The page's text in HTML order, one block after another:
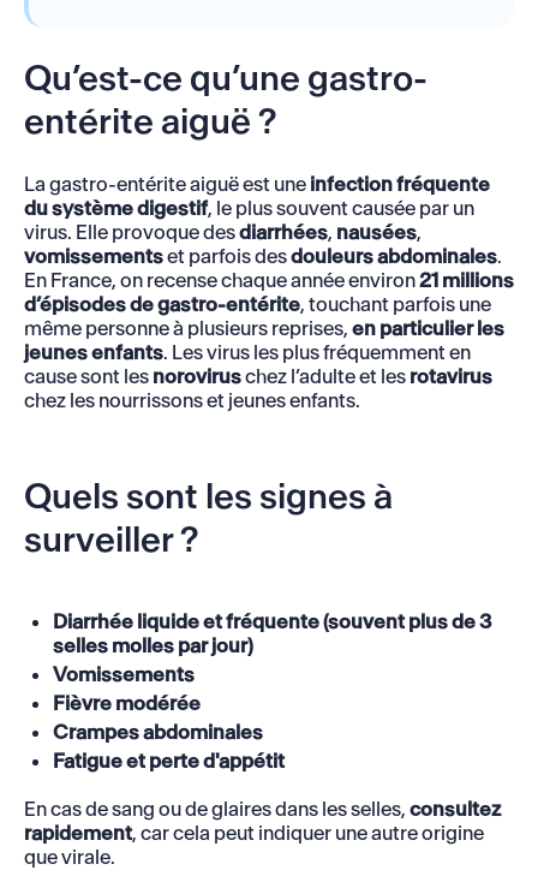
Qu’est-ce qu’une gastro-
entérite aiguë ?
La gastro-entérite aiguë est une infection fréquente
du système digestif, le plus souvent causée par un
virus. Elle provoque desdiarrhées, nausées,
vomissementset parfois desdouleurs abdominales.
En France, on recense chaque année environ21 millions
d’épisodes de gastro-entérite, touchant parfois une
même personne à plusieurs reprises, en particulier les
jeunes enfants. Les virus les plus fréquemment en
cause sont les noroviruschez l’adulte et les rotavirus
chez les nourrissons et jeunes enfants.
Quels sont les signes à
surveiller ?
Diarrhée liquide et fréquente(souvent plus de 3
selles molles par jour)
Vomissements
Fièvre modérée
Crampes abdominales
Fatigue et perte d'appétit
En cas de sang ou de glaires dans les selles, consultez
rapidement, car cela peut indiquer une autre origine
que virale.